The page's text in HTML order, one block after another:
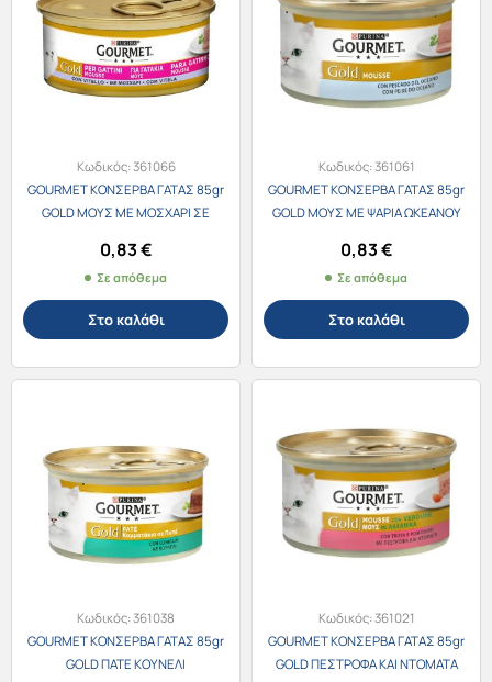
Κωδικός:361066
GOURMET ΚΟΝΣΕΡΒΑ ΓΑΤΑΣ 85gr
GOLD ΜΟΥΣ ΜΕ ΜΟΣΧΑΡΙ ΣΕ
0,83€
Σε απόθεμα
Στο καλάθι
Κωδικός:361061
GOURMET ΚΟΝΣΕΡΒΑ ΓΑΤΑΣ 85gr
GOLD ΜΟΥΣ ΜΕ ΨΑΡΙΑ ΩΚΕΑΝΟΥ
0,83€
Σε απόθεμα
Στο καλάθι
Κωδικός:361038
GOURMET ΚΟΝΣΕΡΒΑ ΓΑΤΑΣ 85gr
GOLD ΠΑΤΕ ΚΟΥΝΕΛΙ
Κωδικός:361021
GOURMET ΚΟΝΣΕΡΒΑ ΓΑΤΑΣ 85gr
GOLD ΠΕΣΤΡΟΦΑ ΚΑΙ ΝΤΟΜΑΤΑ